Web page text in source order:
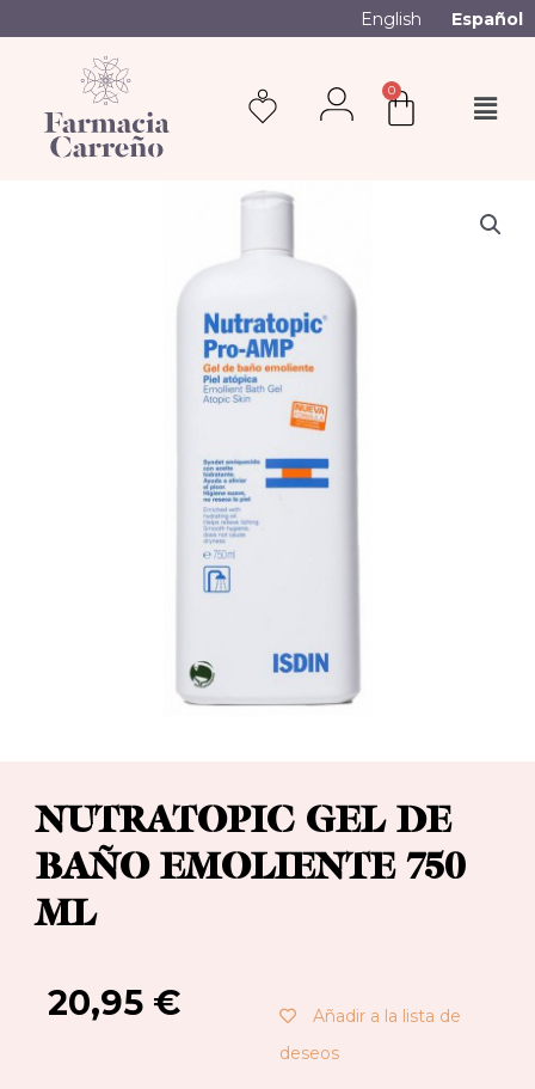
English Español
0
NUTRATOPIC GEL DE
BAÑO EMOLIENTE 750
ML
20,95 €
Añadir a la lista de
deseos